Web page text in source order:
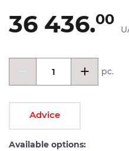
36 436.00
pc.
Advice
Available options: